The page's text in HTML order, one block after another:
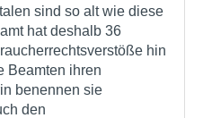
sind so alt wie diese
hat deshalb 36
hin
Beamten ihren
benennen sie
den